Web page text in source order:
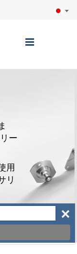
ナ
ー
用
リ
×